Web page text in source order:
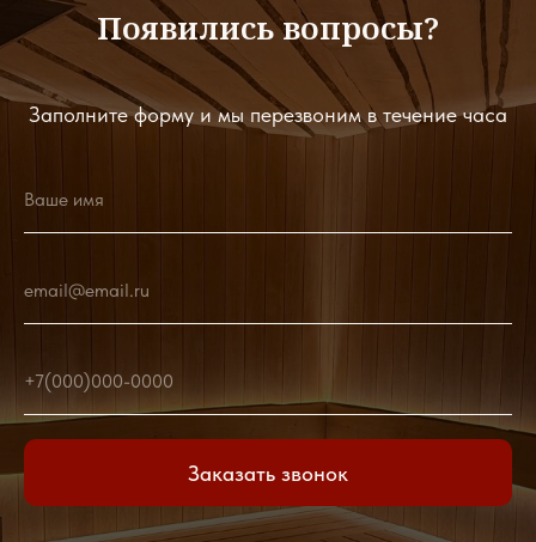
Появились вопросы?
Заполните форму и мы перезвоним в течение часа
Ваше имя
email@email.ru
+7(000)000-0000
Заказать звонок